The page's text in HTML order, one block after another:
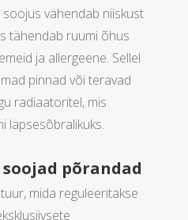
soojus vähendab niiskust
tähendab ruumi õhus
ja allergeene. Sellel
pinnad või teravad
radiaatoritel, mis
lapsesõbralikuks.
põrandad
mida reguleeritakse